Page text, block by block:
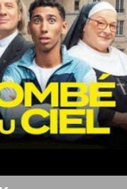
PUBLIC
VF